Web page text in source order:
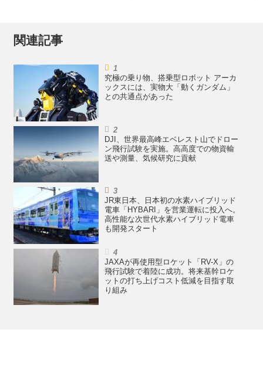
関連記事
究極の乗り物、搭乗型ロボット アーカ
ックスには、実物大「動くガンダム」
との共通点があった
DJI、世界最高峰エベレスト山でドロー
ン飛行試験を実施。高高度での物資輸
送や測量、気候研究に貢献
JR東日本、日本初の水素ハイブリッド
電車「HYBARI」を営業運転に投入へ。
高性能な次世代水素ハイブリッド電車
も開発スタート
JAXAが再使用型ロケット「RV-X」の
飛行試験で着陸に成功。将来基幹ロケ
ットの打ち上げコスト低減を目指す取
り組み